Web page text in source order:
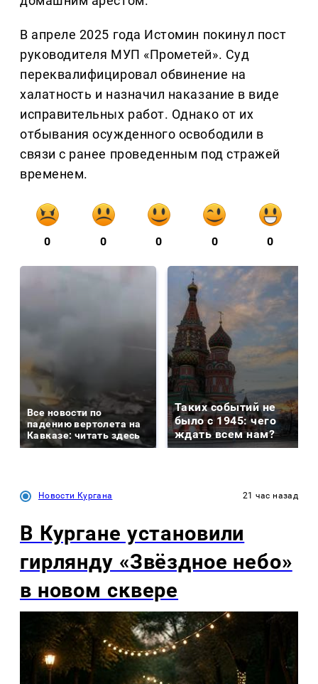
В апреле 2025 года Истомин покинул пост
руководителя МУП «Прометей». Суд
переквалифицировал обвинение на
халатность и назначил наказание в виде
исправительных работ. Однако от их
отбывания осужденного освободили в
связи с ранее проведенным под стражей
временем.
0 0 0 0 0
Все новости по
падению вертолета на
Кавказе: читать здесь
Таких событий не
было с 1945: чего
ждать всем нам?
Новости Кургана 21 час назад
В Кургане установили
гирлянду «Звёздное небо»
в новом сквере